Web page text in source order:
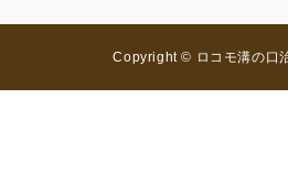
Copyright © ロコモ溝の口